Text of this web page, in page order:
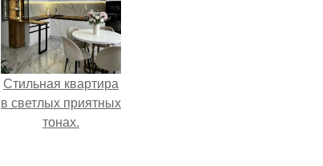
Стильная квартира
в светлых приятных
тонах.